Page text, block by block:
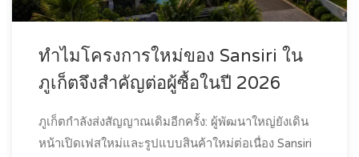
ทำไมโครงการใหม่ของ Sansiri ใน
ภูเก็ตจึงสำคัญต่อผู้ซื้อในปี 2026
ภูเก็ตกำลังส่งสัญญาณเดิมอีกครั้ง: ผู้พัฒนาใหญ่ยังเดิน
หน้าเปิดเฟสใหม่และรูปแบบสินค้าใหม่ต่อเนื่อง Sansiri